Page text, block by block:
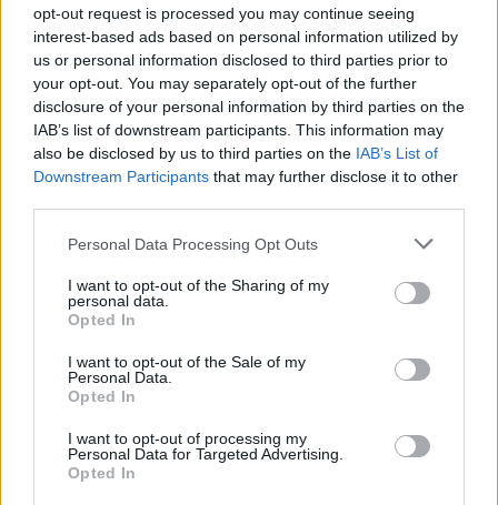
opt-out request is processed you may continue seeing
interest-based ads based on personal information utilized by
us or personal information disclosed to third parties prior to
your opt-out. You may separately opt-out of the further
disclosure of your personal information by third parties on the
IAB’s list of downstream participants. This information may
also be disclosed by us to third parties on the IAB’s List of
Downstream Participants that may further disclose it to other
Personal Data Processing Opt Outs
I want to opt-out of the Sharing of my
personal data.
Opted In
I want to opt-out of the Sale of my
Personal Data.
Opted In
I want to opt-out of processing my
Personal Data for Targeted Advertising.
Opted In
Commenti
Accedioregistrati per commentare questo
articolo.
L'email è richiesta ma non verrà mostrata ai visitatori. Il contenuto di questo
di VareseNews.it, che rimane autonoma e indipendente. I messaggi inclusi nei
commenti non sono testi giornalistici, ma post inviati dai singoli lettori che
possono essere automaticamente pubblicati senza filtro preventivo. I commenti
che includano uno o più link a siti esterni verranno rimossi in automatico dal